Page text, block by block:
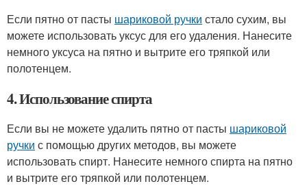
Если пятно от пасты шариковой ручки стало сухим, вы
можете использовать уксус для его удаления. Нанесите
немного уксуса на пятно и вытрите его тряпкой или
полотенцем.
4. Использование спирта
Если вы не можете удалить пятно от пасты шариковой
ручки с помощью других методов, вы можете
использовать спирт. Нанесите немного спирта на пятно
и вытрите его тряпкой или полотенцем.